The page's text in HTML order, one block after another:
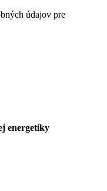
údajov pre
energetiky